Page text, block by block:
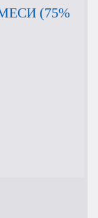
(75%